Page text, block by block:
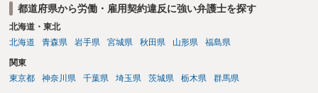
都道府県から労働・雇用契約違反に強い弁護士を探す
北海道・東北
北海道
青森県 岩手県 宮城県 秋田県 山形県 福島県
関東
東京都
神奈川県 千葉県 埼玉県 茨城県 栃木県 群馬県